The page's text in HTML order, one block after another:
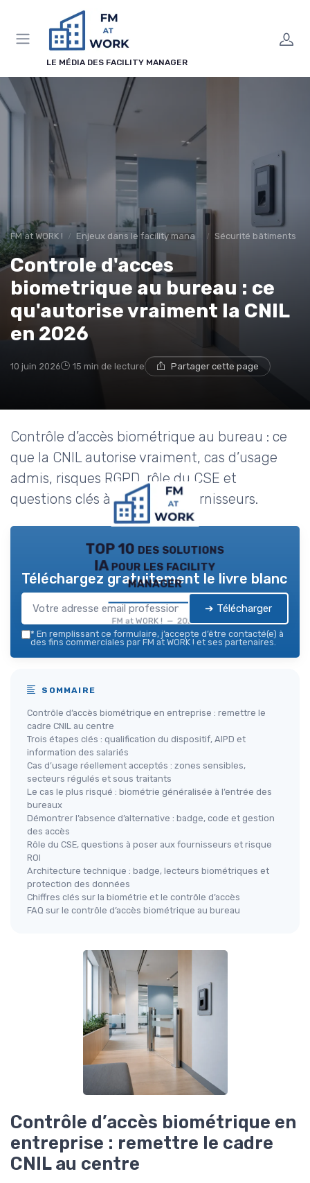
LE MÉDIA DES FACILITY MANAGER
FM at WORK ! Enjeux dans le facility management Sécurité bâtiments
Controle d'acces
biometrique au bureau : ce
qu'autorise vraiment la CNIL
en 2026
10 juin 2026 15 min de lecture Partager cette page
Contrôle d’accès biométrique au bureau : ce
que la CNIL autorise vraiment, cas d’usage
admis, risques RGPD, rôle du CSE et
questions clés à poser aux fournisseurs.
TOP 10 des solutions
IA pour les facility
manager
FM at WORK ! — 2026
Téléchargez gratuitement le livre blanc
➔ Télécharger
* En remplissant ce formulaire, j’accepte d’être contacté(e) à
des fins commerciales par FM at WORK ! et ses partenaires.
SOMMAIRE
Contrôle d’accès biométrique en entreprise : remettre le
cadre CNIL au centre
Trois étapes clés : qualification du dispositif, AIPD et
information des salariés
Cas d’usage réellement acceptés : zones sensibles,
secteurs régulés et sous traitants
Le cas le plus risqué : biométrie généralisée à l’entrée des
bureaux
Démontrer l’absence d’alternative : badge, code et gestion
des accès
Rôle du CSE, questions à poser aux fournisseurs et risque
ROI
Architecture technique : badge, lecteurs biométriques et
protection des données
Chiffres clés sur la biométrie et le contrôle d’accès
FAQ sur le contrôle d’accès biométrique au bureau
Contrôle d’accès biométrique en
entreprise : remettre le cadre
CNIL au centre
Panneau de gestion des cookies